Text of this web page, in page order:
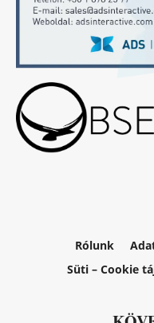
Rólunk
Süti – Cookie